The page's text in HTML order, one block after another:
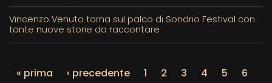
Vincenzo Venuto torna sul palco di Sondrio Festival con
tante nuove storie da raccontare
« prima ‹ precedente 1 2 3 4 5
6